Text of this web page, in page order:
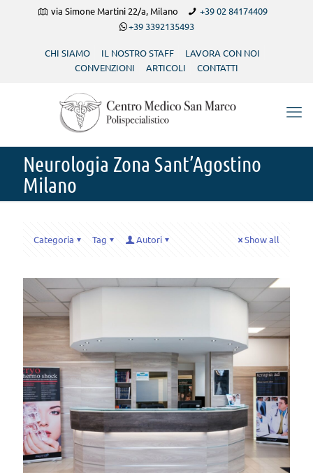
via Simone Martini 22/a, Milano
+39 02 84174409
+39 3392135493
CHI SIAMO IL NOSTRO STAFF
LAVORA CON NOI
CONVENZIONI
ARTICOLI CONTATTI
Neurologia Zona Sant’Agostino
Milano
Categoria Tag Autori Show all